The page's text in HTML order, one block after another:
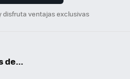
disfruta ventajas exclusivas
de...